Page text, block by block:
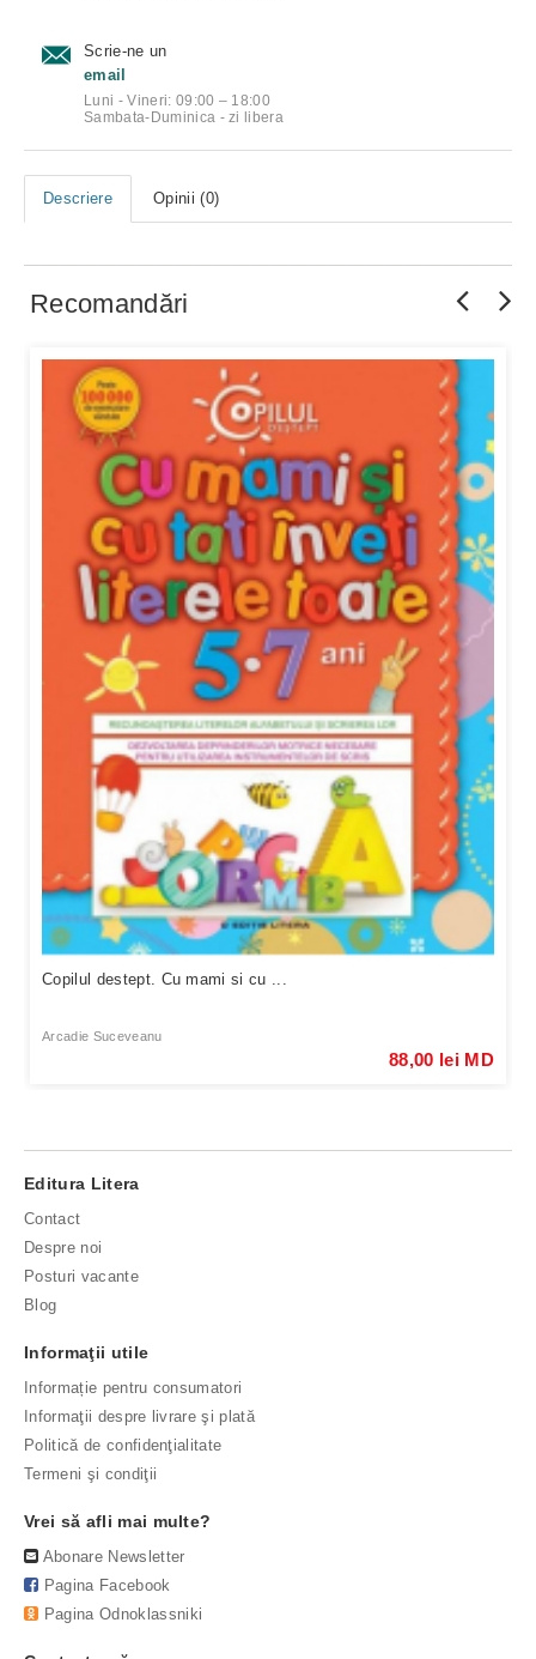
Scrie-ne un
email
Luni - Vineri: 09:00 – 18:00
Sambata-Duminica - zi libera
Descriere Opinii (0)
Recomandări
Copilul destept. Cu mami si cu ...
Arcadie Suceveanu
88,00 lei MD
Editura Litera
Contact
Despre noi
Posturi vacante
Blog
Informaţii utile
Informație pentru consumatori
Informaţii despre livrare şi plată
Politică de confidenţialitate
Termeni şi condiţii
Vrei să afli mai multe?
Abonare Newsletter
Pagina Facebook
Pagina Odnoklassniki